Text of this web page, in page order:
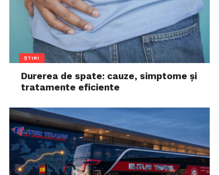
ȘTIRI
Durerea de spate: cauze, simptome și
tratamente eficiente